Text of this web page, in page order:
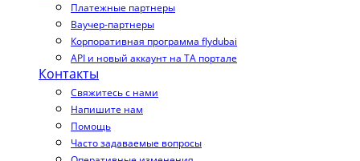
Платежные партнеры
Ваучер-партнеры
Корпоративная программа flydubai
API и новый аккаунт на TA портале
Контакты
Свяжитесь с нами
Напишите нам
Помощь
Часто задаваемые вопросы